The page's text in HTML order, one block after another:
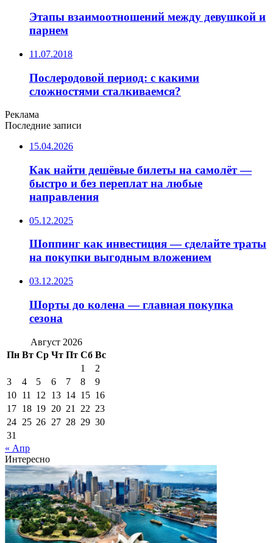
Этапы взаимоотношений между девушкой и
парнем
11.07.2018
Послеродовой период: с какими
сложностями сталкиваемся?
Реклама
Последние записи
15.04.2026
Как найти дешёвые билеты на самолёт —
быстро и без переплат на любые
направления
05.12.2025
Шоппинг как инвестиция — сделайте траты
на покупки выгодным вложением
03.12.2025
Шорты до колена — главная покупка
сезона
Август 2026
Пн Вт Ср Чт Пт Сб Вс
1
2
3
4 5 6 7 8
9
10 11 12 13 14 15 16
17 18 19 20 21 22 23
24 25 26 27 28 29 30
31
« Апр
Интересно